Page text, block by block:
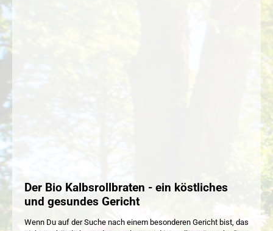
Der Bio Kalbsrollbraten - ein köstliches
und gesundes Gericht
Wenn Du auf der Suche nach einem besonderen Gericht bist, das